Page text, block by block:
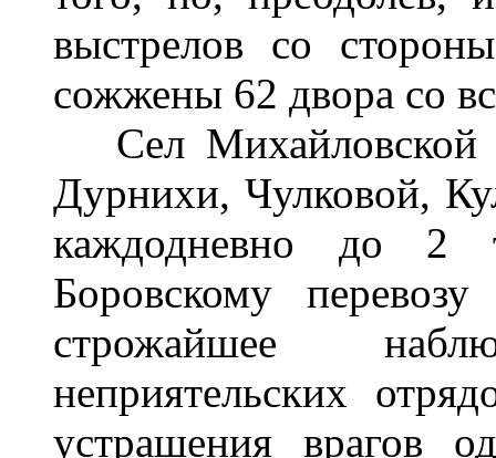
выстрелов со
сожжены 62 двора со
Сел Михайловской
Дурнихи, Чулковой,
каждодневно до 2
Боровскому
строжайшее
неприятельских
устрашения врагов